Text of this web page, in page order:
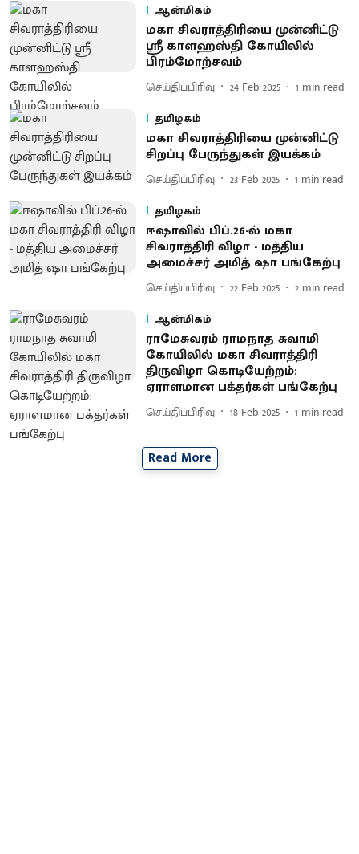
ஆன்மிகம்
மகா சிவராத்திரியை முன்னிட்டு
ஸ்ரீ காளஹஸ்தி கோயிலில்
பிரம்மோற்சவம்
செய்திப்பிரிவு 24 Feb 2025 1 min read
தமிழகம்
மகா சிவராத்திரியை முன்னிட்டு
சிறப்பு பேருந்துகள் இயக்கம்
செய்திப்பிரிவு 23 Feb 2025 1 min read
தமிழகம்
ஈஷாவில் பிப்.26-ல் மகா
சிவராத்திரி விழா - மத்திய
அமைச்சர் அமித் ஷா பங்கேற்பு
செய்திப்பிரிவு 22 Feb 2025 2 min read
ஆன்மிகம்
ராமேசுவரம் ராமநாத சுவாமி
கோயிலில் மகா சிவராத்திரி
திருவிழா கொடியேற்றம்:
ஏராளமான பக்தர்கள் பங்கேற்பு
செய்திப்பிரிவு 18 Feb 2025 1 min read
Read More